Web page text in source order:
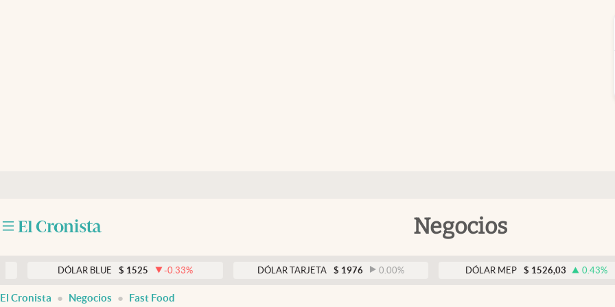
Negocios
DÓLAR BLUE $ 1525 -0.33 DÓLAR TARJETA $ 1976 0.00% DÓLAR MEP $ 1526,03 0.43%
El Cronista Negocios Fast Food